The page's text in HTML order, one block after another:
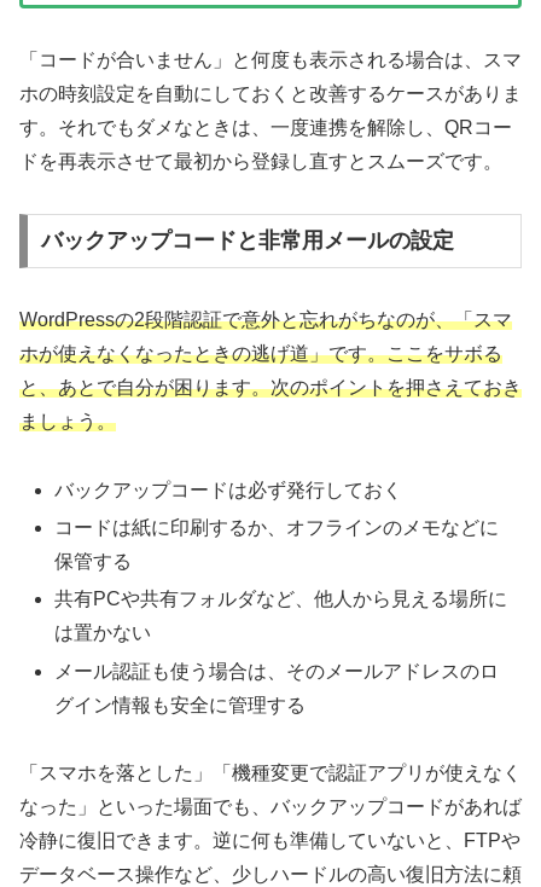
「コードが合いません」と何度も表示される場合は、スマ
ホの時刻設定を自動にしておくと改善するケースがありま
す。それでもダメなときは、一度連携を解除し、QRコー
ドを再表示させて最初から登録し直すとスムーズです。
バックアップコードと非常用メールの設定
WordPressの2段階認証で意外と忘れがちなのが、「スマ
ホが使えなくなったときの逃げ道」です。ここをサボる
と、あとで自分が困ります。次のポイントを押さえておき
ましょう。
バックアップコードは必ず発行しておく
コードは紙に印刷するか、オフラインのメモなどに
保管する
共有PCや共有フォルダなど、他人から見える場所に
は置かない
メール認証も使う場合は、そのメールアドレスのロ
グイン情報も安全に管理する
「スマホを落とした」「機種変更で認証アプリが使えなく
なった」といった場面でも、バックアップコードがあれば
冷静に復旧できます。逆に何も準備していないと、FTPや
データベース操作など、少しハードルの高い復旧方法に頼